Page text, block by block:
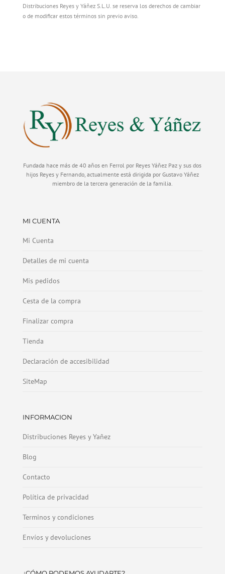
Distribuciones Reyes y Yáñez S.L.U. se reserva los derechos de cambiar
o de modificar estos términos sin previo aviso.
Fundada hace más de 40 años en Ferrol por Reyes Yáñez Paz y sus dos
hijos Reyes y Fernando, actualmente está dirigida por Gustavo Yáñez
miembro de la tercera generación de la familia.
MI CUENTA
Mi Cuenta
Detalles de mi cuenta
Mis pedidos
Cesta de la compra
Finalizar compra
Tienda
Declaración de accesibilidad
SiteMap
INFORMACION
Distribuciones Reyes y Yañez
Blog
Contacto
Política de privacidad
Terminos y condiciones
Envíos y devoluciones